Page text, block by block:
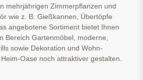
mehrjährigen Zimmerpflanzen und
wie z. B. Gießkannen, Übertöpfe
angebotene Sortiment bietet Ihnen
Bereich Gartenmöbel, moderne,
sowie Dekoration und Wohn-
Oase noch attraktiver gestalten.